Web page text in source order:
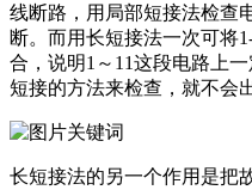
线断路，用局部短接法检查
断。而用长短接法一次可将
合，说明1～11这段电路上
短接的方法来检查，就不会
长短接法的另一个作用是把